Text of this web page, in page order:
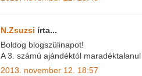
N.Zsuzsi írta...
Boldog blogszülinapot!
A 3. számú ajándéktól
2013. november 12. 18:57